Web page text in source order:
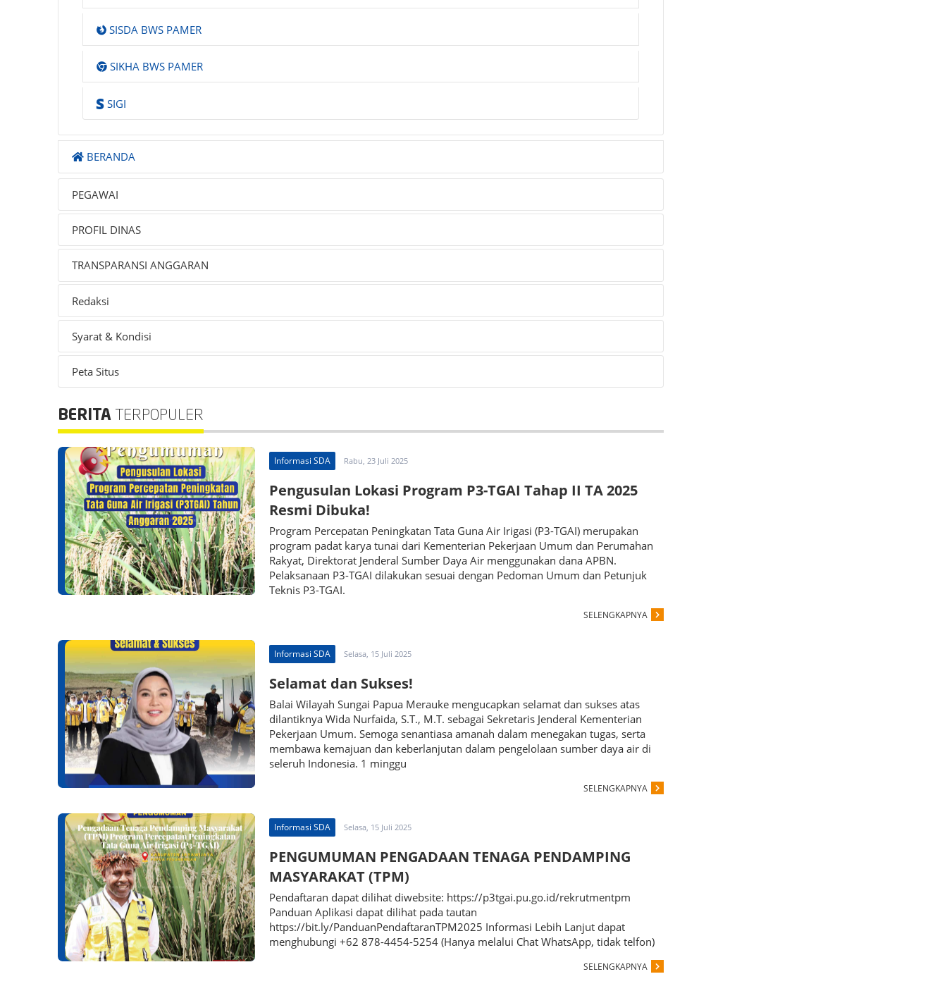
SISDA BWS PAMER
SIKHA BWS PAMER
SIGI
BERANDA
PEGAWAI
PROFIL DINAS
TRANSPARANSI ANGGARAN
Redaksi
Syarat & Kondisi
Peta Situs
BERITA TERPOPULER
Informasi SDA Rabu, 23 Juli 2025
Pengusulan Lokasi Program P3-TGAI Tahap II TA 2025
Resmi Dibuka!
Program Percepatan Peningkatan Tata Guna Air Irigasi (P3-TGAI) merupakan
program padat karya tunai dari Kementerian Pekerjaan Umum dan Perumahan
Rakyat, Direktorat Jenderal Sumber Daya Air menggunakan dana APBN.
Pelaksanaan P3-TGAI dilakukan sesuai dengan Pedoman Umum dan Petunjuk
Teknis P3-TGAI.
SELENGKAPNYA
Informasi SDA Selasa, 15 Juli 2025
Selamat dan Sukses!
Balai Wilayah Sungai Papua Merauke mengucapkan selamat dan sukses atas
dilantiknya Wida Nurfaida, S.T., M.T. sebagai Sekretaris Jenderal Kementerian
Pekerjaan Umum. Semoga senantiasa amanah dalam menegakan tugas, serta
membawa kemajuan dan keberlanjutan dalam pengelolaan sumber daya air di
seleruh Indonesia. 1 minggu
SELENGKAPNYA
Informasi SDA Selasa, 15 Juli 2025
PENGUMUMAN PENGADAAN TENAGA PENDAMPING
MASYARAKAT (TPM)
Pendaftaran dapat dilihat diwebsite: https://p3tgai.pu.go.id/rekrutmentpm
Panduan Aplikasi dapat dilihat pada tautan
https://bit.ly/PanduanPendaftaranTPM2025 Informasi Lebih Lanjut dapat
menghubungi +62 878-4454-5254 (Hanya melalui Chat WhatsApp, tidak telfon)
SELENGKAPNYA